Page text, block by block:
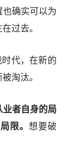
也确实可以为
过去。
代，在新的
淘汰。
业者自身的局
限。 想要破